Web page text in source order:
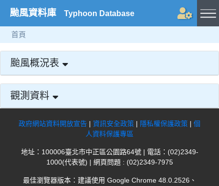
颱風資料庫 Typhoon Database
首頁
颱風概況表
觀測資料
政府網站資料開放宣告 | 資訊安全政策 | 隱私權保護政策 | 個
人資料保護專區
地址：100006臺北市中正區公園路64號 | 電話：(02)2349-
1000(代表號) | 網頁問題 : (02)2349-7975
最佳瀏覽器版本：建議使用 Google Chrome 48.0.2526、